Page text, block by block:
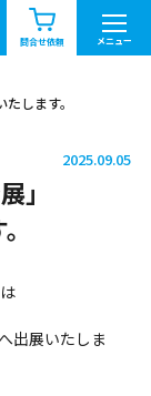
問合せ依頼 メニュー
せ一覧
します。
2025.09.05
」
出展いたしま